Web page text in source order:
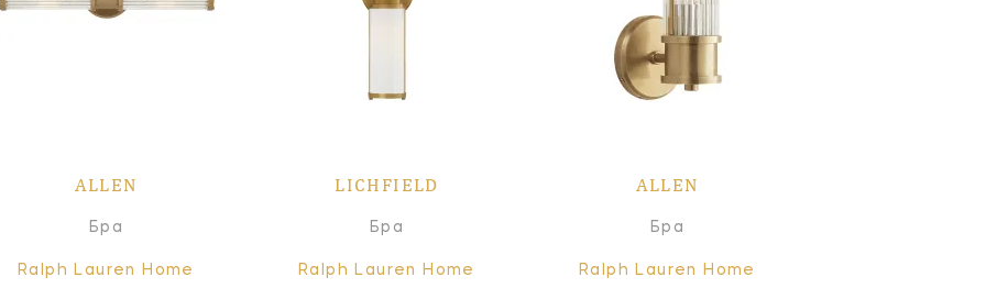
ALLEN
Бра
Ralph Lauren Home
LICHFIELD
Бра
Ralph Lauren Home
ALLEN
Бра
Ralph Lauren Home